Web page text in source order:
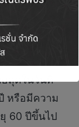
ช็คอิน,ฟัง
ยากาศ
เกิด ผู้ที่เกิด
ษสุดในวันที่
หรือมีความ
60 ปีขึ้นไป